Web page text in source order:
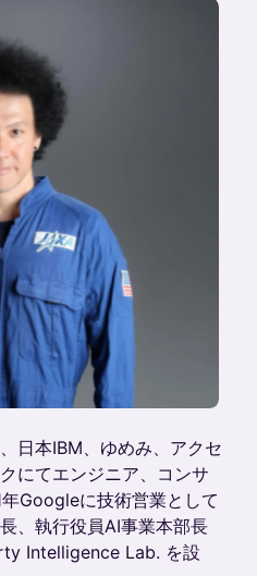
日本IBM、ゆめみ、アクセ
にてエンジニア、コンサ
Googleに技術営業として
、執行役員AI事業本部長
Intelligence Lab. を設